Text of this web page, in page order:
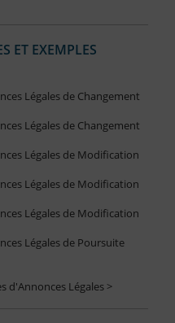
ET EXEMPLES
Légales de Changement
Légales de Changement
Légales de Modification
Légales de Modification
Légales de Modification
Légales de Poursuite
d'Annonces Légales >